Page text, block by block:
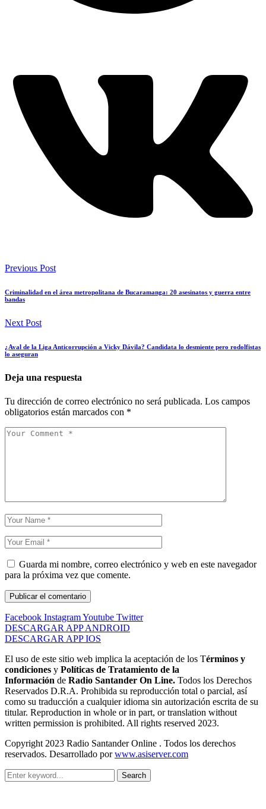
Previous Post
Criminalidad en el área metropolitana de Bucaramanga: 20 asesinatos y guerra entre
bandas
Next Post
¿Aval de la Liga Anticorrupción a Vicky Dávila? Candidata lo desmiente pero rodolfistas
lo aseguran
Deja una respuesta
Tu dirección de correo electrónico no será publicada. Los campos
obligatorios están marcados con *
Guarda mi nombre, correo electrónico y web en este navegador
para la próxima vez que comente.
Facebook InstagramYoutube Twitter
DESCARGAR APP ANDROID
DESCARGAR APP IOS
El uso de este sitio web implica la aceptación de los Términos y
condiciones y Políticas de Tratamiento de la
Información de Radio Santander On Line. Todos los Derechos
Reservados D.R.A. Prohibida su reproducción total o parcial, así
como su traducción a cualquier idioma sin autorización escrita de su
titular. Reproduction in whole or in part, or translation without
written permission is prohibited. All rights reserved 2023.
Copyright 2023 Radio Santander Online . Todos los derechos
reservados. Desarrollado porwww.asiserver.com
Search